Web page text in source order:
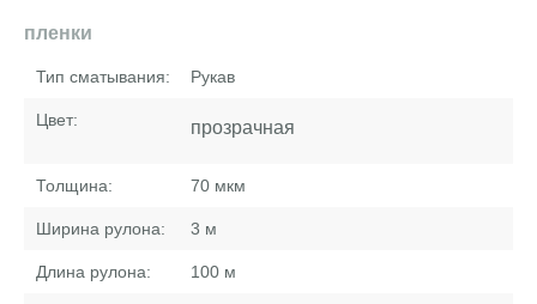
пленки
Тип сматывания: Рукав
Цвет: прозрачная
Толщина: 70 мкм
Ширина рулона: 3 м
Длина рулона: 100 м